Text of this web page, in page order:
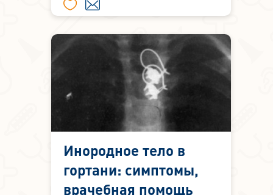
кусочков мяса, дерева, проволоки
Инородное тело в
гортани: симптомы,
врачебная помощь